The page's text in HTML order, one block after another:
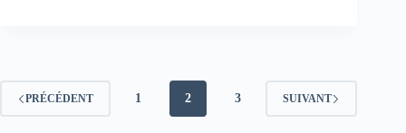
PRÉCÉDENT 1 2 3 SUIVANT